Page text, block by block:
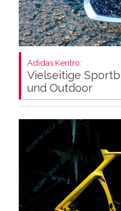
Adidas Kentro:
Vielseitige
und Outdoor